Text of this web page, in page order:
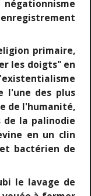
primaire,
les doigts" en
l'une des plus
de l'humanité,
de la palinodie
en un clin
bactérien de
le lavage de